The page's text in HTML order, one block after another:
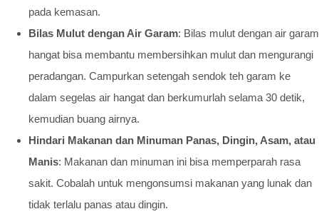
pada kemasan.
Bilas Mulut dengan Air Garam: Bilas mulut dengan air garam
hangat bisa membantu membersihkan mulut dan mengurangi
peradangan. Campurkan setengah sendok teh garam ke
dalam segelas air hangat dan berkumurlah selama 30 detik,
kemudian buang airnya.
Hindari Makanan dan Minuman Panas, Dingin, Asam, atau
Manis: Makanan dan minuman ini bisa memperparah rasa
sakit. Cobalah untuk mengonsumsi makanan yang lunak dan
tidak terlalu panas atau dingin.